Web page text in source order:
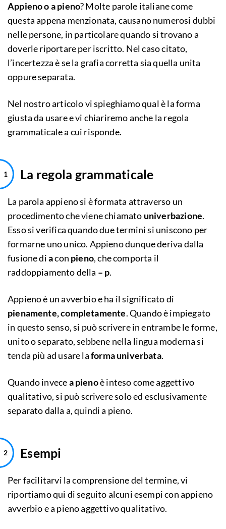
Appieno o a pieno? Molte parole italiane come
questa appena menzionata, causano numerosi dubbi
nelle persone, in particolare quando si trovano a
doverle riportare per iscritto. Nel caso citato,
l’incertezza è se la grafia corretta sia quella unita
oppure separata.
Nel nostro articolo vi spieghiamo qual è la forma
giusta da usare e vi chiariremo anche la regola
grammaticale a cui risponde.
La regola grammaticale
La parola appieno si è formata attraverso un
procedimento che viene chiamato univerbazione.
Esso si verifica quando due termini si uniscono per
formarne uno unico. Appieno dunque deriva dalla
fusione diacon pieno, che comporta il
raddoppiamento della – p.
Appieno è un avverbio e ha il significato di
pienamente, completamente. Quando è impiegato
in questo senso, si può scrivere in entrambe le forme,
unito o separato, sebbene nella lingua moderna si
tenda più ad usare laforma univerbata.
Quando invecea pienoè inteso come aggettivo
qualitativo, si può scrivere solo ed esclusivamente
separato dalla a, quindi a pieno.
Esempi
Per facilitarvi la comprensione del termine, vi
riportiamo qui di seguito alcuni esempi con appieno
avverbio e a pieno aggettivo qualitativo.